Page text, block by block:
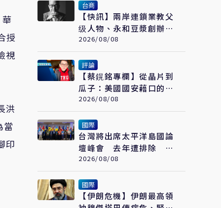
授
視
洪
當
印
台商
【快訊】兩岸連鎖業教父
级人物、永和豆漿創辦人
林炳生食道癌病逝 享年
70歲
2026/08/08
評論
【蔡鎤銘專欄】從晶片到
瓜子：美國國安藉口的荒
誕鬧劇
2026/08/08
國際
台灣將出席太平洋島國論
壇峰會 去年遭排除 今
年重返
2026/08/08
國際
【伊朗危機】伊朗最高領